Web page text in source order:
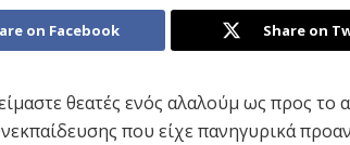
on Facebook Share on
θεατές ενός αλαλούμ ως προς το
που είχε πανηγυρικά